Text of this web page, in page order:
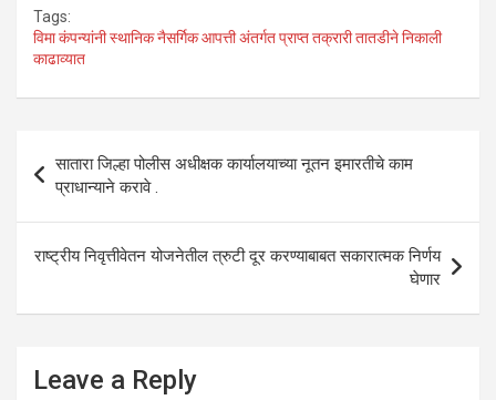
at
s
A
p
ce
o
k
tt ke
n
ail ar
Tags:
विमा कंपन्यांनी स्थानिक नैसर्गिक आपत्ती अंतर्गत प्राप्त तक्रारी तातडीने निकाली
काढाव्यात
navigation
सातारा जिल्हा पोलीस अधीक्षक कार्यालयाच्या नूतन इमारतीचे काम
प्राधान्याने करावे .
राष्ट्रीय निवृत्तीवेतन योजनेतील त्रुटी दूर करण्याबाबत सकारात्मक निर्णय
घेणार
Leave a Reply